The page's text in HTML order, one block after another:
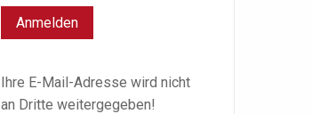
Ihre E-Mail-Adresse wird nicht
an Dritte weitergegeben!